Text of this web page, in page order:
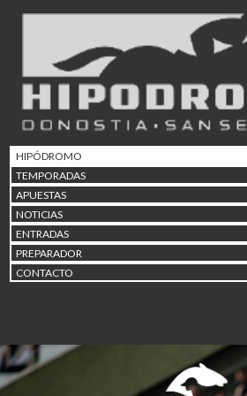
HIPÓDROMO
TEMPORADAS
APUESTAS
NOTICIAS
ENTRADAS
PREPARADOR
CONTACTO
02/08 17:30
12/08 12:08
15/08 17:05
23/08 17:30
30/08 17:30
02/09 11:15
06/09 17:30
30/09 11:30